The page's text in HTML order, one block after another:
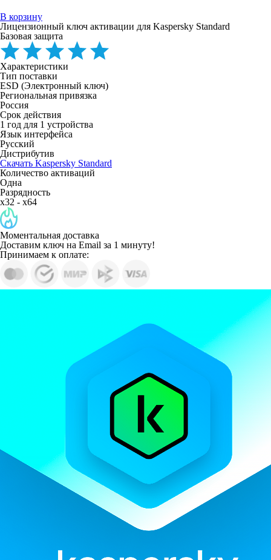
В корзину
Лицензионный ключ активации для Kaspersky Standard
Базовая защита
Характеристики
Тип поставки
ESD (Электронный ключ)
Региональная привязка
Россия
Срок действия
1 год для 1 устройства
Язык интерфейса
Русский
Дистрибутив
Скачать Kaspersky Standard
Количество активаций
Одна
Разрядность
x32 - x64
Моментальная доставка
Доставим ключ на Email за 1 минуту!
Принимаем к оплате: